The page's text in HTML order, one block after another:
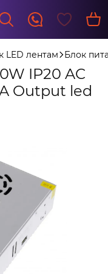
LED лентам Блок
IP20 AC
Output led